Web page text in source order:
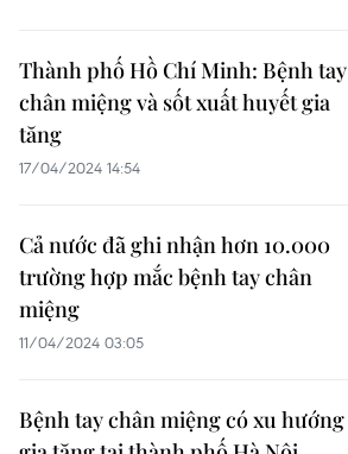
Thành phố Hồ Chí Minh: Bệnh tay
chân miệng và sốt xuất huyết gia
tăng
17/04/2024 14:54
Cả nước đã ghi nhận hơn 10.000
trường hợp mắc bệnh tay chân
miệng
11/04/2024 03:05
Bệnh tay chân miệng có xu hướng